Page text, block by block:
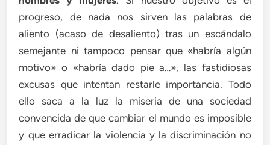
progreso, de nada nos sirven las palabras de
aliento (acaso de desaliento) tras un escándalo
semejante ni tampoco pensar que «habría algún
motivo» o «habría dado pie a…», las fastidiosas
excusas que intentan restarle importancia. Todo
ello saca a la luz la miseria de una sociedad
convencida de que cambiar el mundo es imposible
y que erradicar la violencia y la discriminación no